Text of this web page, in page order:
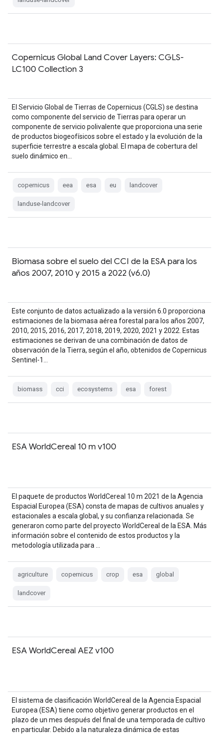
Copernicus Global Land Cover Layers: CGLS-
LC100 Collection 3
El Servicio Global de Tierras de Copernicus (CGLS) se destina
como componente del servicio de Tierras para operar un
componente de servicio polivalente que proporciona una serie
de productos biogeofísicos sobre el estado y la evolución de la
superficie terrestre a escala global. El mapa de cobertura del
suelo dinámico en…
copernicus eea esa eu landcover
landuse-landcover
Biomasa sobre el suelo del CCI de la ESA para los
años 2007, 2010 y 2015 a 2022 (v6.0)
Este conjunto de datos actualizado a la versión 6.0 proporciona
estimaciones de la biomasa aérea forestal para los años 2007,
2010, 2015, 2016, 2017, 2018, 2019, 2020, 2021 y 2022. Estas
estimaciones se derivan de una combinación de datos de
observación de la Tierra, según el año, obtenidos de Copernicus
Sentinel-1…
biomass cci ecosystems esa forest
ESA WorldCereal 10 m v100
El paquete de productos WorldCereal 10 m 2021 de la Agencia
Espacial Europea (ESA) consta de mapas de cultivos anuales y
estacionales a escala global, y su confianza relacionada. Se
generaron como parte del proyecto WorldCereal de la ESA. Más
información sobre el contenido de estos productos y la
metodología utilizada para …
agriculture copernicus crop esa global
landcover
ESA WorldCereal AEZ v100
El sistema de clasificación WorldCereal de la Agencia Espacial
Europea (ESA) tiene como objetivo generar productos en el
plazo de un mes después del final de una temporada de cultivo
en particular. Debido a la naturaleza dinámica de estas